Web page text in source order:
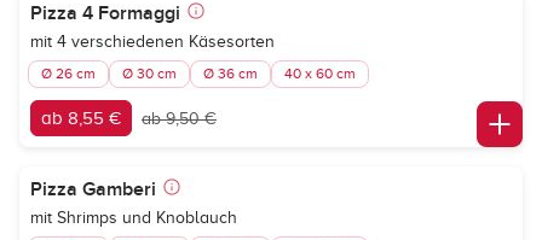
Pizza 4 Formaggi
mit 4 verschiedenen Käsesorten
Ø 26 cm Ø 30 cm Ø 36 cm 40 x 60 cm
ab 8,55 € ab 9,50 €
Pizza Gamberi
mit Shrimps und Knoblauch